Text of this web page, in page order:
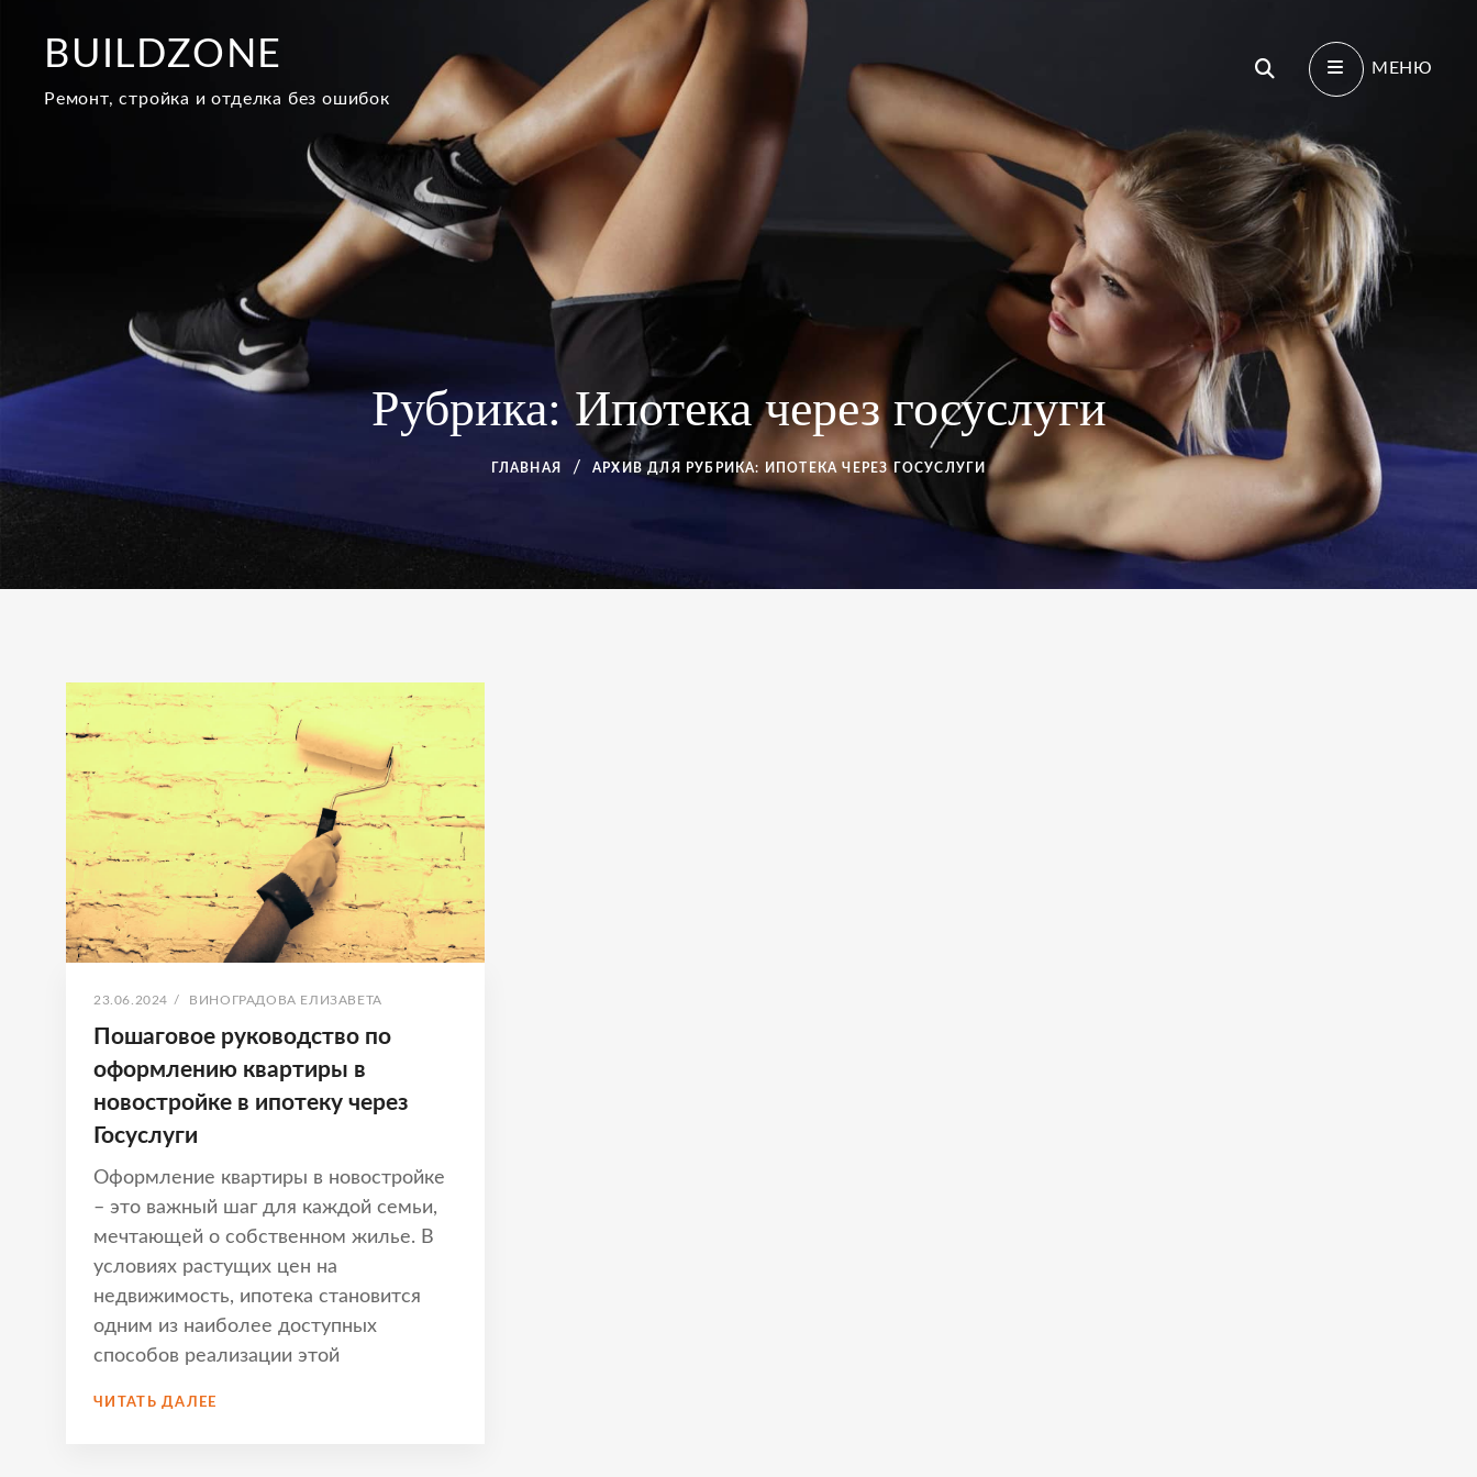
содержимому
BUILDZONE
Ремонт, стройка и отделка без ошибок
Поиск МЕНЮ
Рубрика:Ипотека через госуслуги
ГЛАВНАЯ АРХИВ ДЛЯ РУБРИКА: ИПОТЕКА ЧЕРЕЗ ГОСУСЛУГИ
Рубрика:
Ипотека
через
госуслуги
ОПУБЛИКОВАНО
23.06.2024 / АВТОР:
ВИНОГРАДОВА ЕЛИЗАВЕТА
Пошаговое руководство по
оформлению квартиры в
новостройке в ипотеку через
Госуслуги
Оформление квартиры в новостройке
– это важный шаг для каждой семьи,
мечтающей о собственном жилье. В
условиях растущих цен на
недвижимость, ипотека становится
одним из наиболее доступных
способов реализации этой
ЧИТАТЬ ДАЛЕЕ